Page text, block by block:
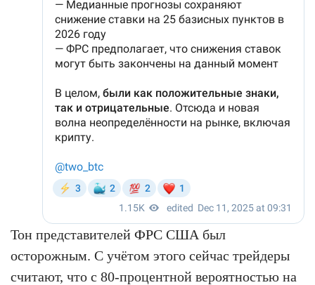
Тон представителей ФРС США был
осторожным. С учётом этого сейчас трейдеры
считают, что с 80-процентной вероятностью на